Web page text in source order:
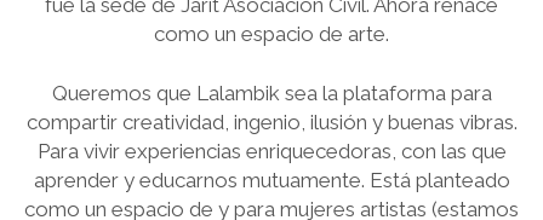
como un espacio de arte.
Queremos que Lalambik sea la plataforma para
compartir creatividad, ingenio, ilusión y buenas vibras.
Para vivir experiencias enriquecedoras, con las que
aprender y educarnos mutuamente. Está planteado
como un espacio de y para mujeres artistas (estamos